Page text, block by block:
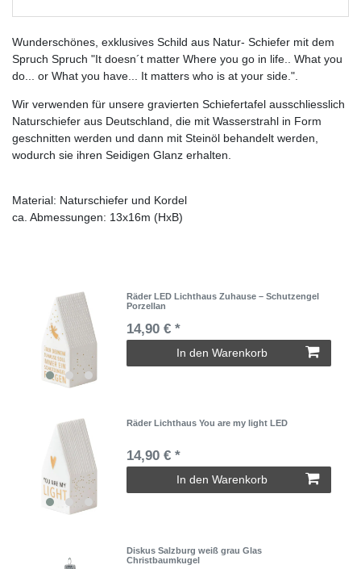
Wunderschönes, exklusives Schild aus Natur- Schiefer mit dem
Spruch Spruch "It doesn´t matter Where you go in life.. What you
do... or What you have... It matters who is at your side.".​
Wir verwenden für unsere gravierten Schiefertafel ausschliesslich
Naturschiefer aus Deutschland, die mit Wasserstrahl in Form
geschnitten werden und dann mit Steinöl behandelt werden,
wodurch sie ihren Seidigen Glanz erhalten.
Material: Naturschiefer und Kordel
ca. Abmessungen: 13x16m (HxB)
Räder LED Lichthaus Zuhause – Schutzengel
Porzellan
14,90 € *
In den Warenkorb
Räder Lichthaus You are my light LED
14,90 € *
In den Warenkorb
Diskus Salzburg weiß grau Glas
Christbaumkugel